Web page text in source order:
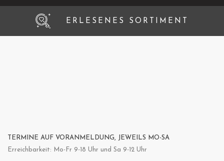
ERLESENES SORTIMENT
TERMINE AUF VORANMELDUNG, JEWEILS MO-SA
Erreichbarkeit: Mo-Fr 9-18 Uhr und Sa 9-12 Uhr